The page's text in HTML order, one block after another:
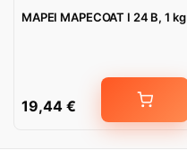
MAPEI MAPECOAT I 24 B, 1 kg
19,44 €